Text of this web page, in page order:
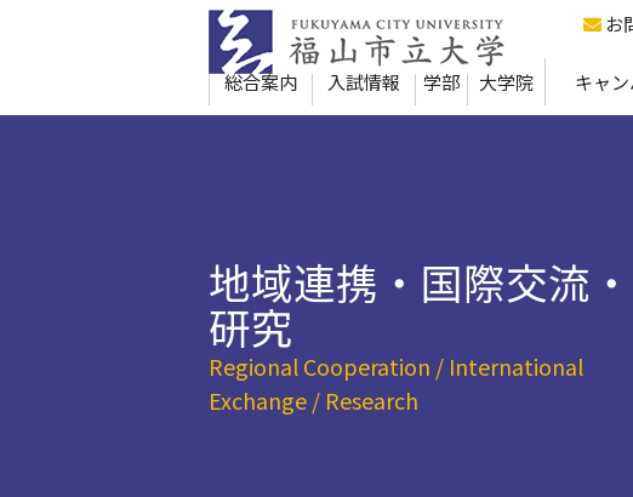
本
文
へ
移
お
総合案内 入試情報 学部 大学院 キャ
地域連携・国際交流・
研究
Regional Cooperation / International
Exchange / Research